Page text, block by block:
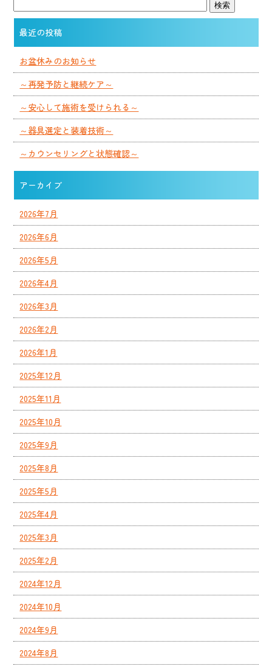
最近の投稿
お盆休みのお知らせ
～再発予防と継続ケア～
～安心して施術を受けられる～
～器具選定と装着技術～
～カウンセリングと状態確認～
アーカイブ
2026年7月
2026年6月
2026年5月
2026年4月
2026年3月
2026年2月
2026年1月
2025年12月
2025年11月
2025年10月
2025年9月
2025年8月
2025年5月
2025年4月
2025年3月
2025年2月
2024年12月
2024年10月
2024年9月
2024年8月